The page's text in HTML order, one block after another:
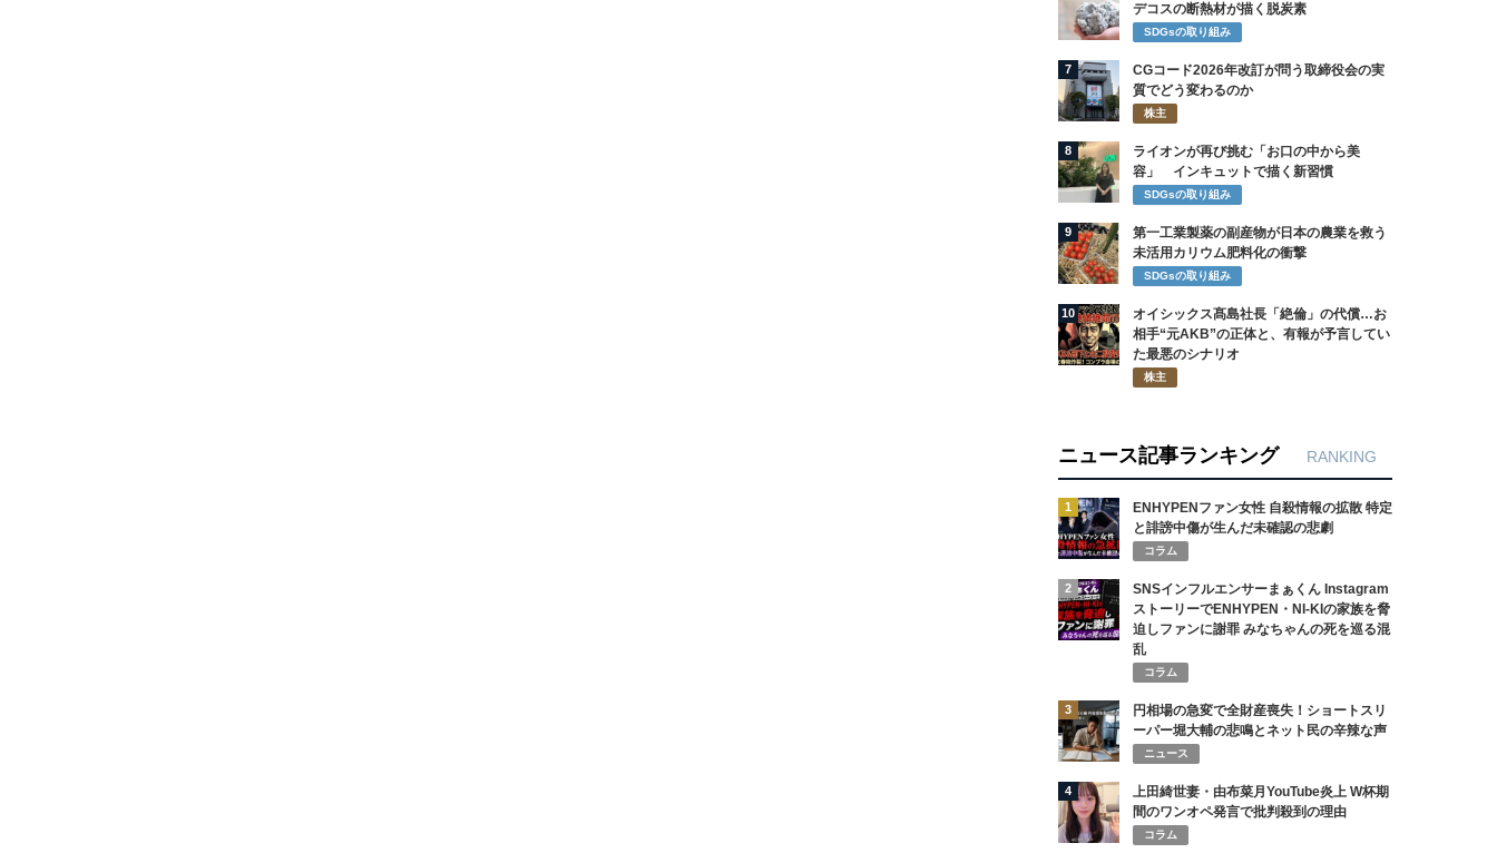
デコスの断熱材が描く脱炭素
SDGsの取り組み
7
CGコード2026年改訂が問う取締役会の実
質でどう変わるのか
株主
8
ライオンが再び挑む「お口の中から美
容」 インキュットで描く新習慣
SDGsの取り組み
9
第一工業製薬の副産物が日本の農業を救う
未活用カリウム肥料化の衝撃
SDGsの取り組み
10
オイシックス髙島社長「絶倫」の代償…お
相手“元AKB”の正体と、有報が予言してい
た最悪のシナリオ
株主
ニュース記事ランキング RANKING
1
ENHYPENファン女性 自殺情報の拡散 特定
と誹謗中傷が生んだ未確認の悲劇
コラム
2
SNSインフルエンサーまぁくん Instagram
ストーリーでENHYPEN・NI-KIの家族を脅
迫しファンに謝罪 みなちゃんの死を巡る混
乱
コラム
3
円相場の急変で全財産喪失！ショートスリ
ーパー堀大輔の悲鳴とネット民の辛辣な声
ニュース
4
上田綺世妻・由布菜月YouTube炎上 W杯期
間のワンオペ発言で批判殺到の理由
コラム